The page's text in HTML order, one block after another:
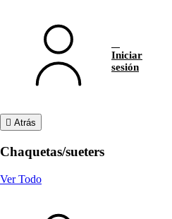
Iniciar
sesión
Atrás
Chaquetas/sueters
Ver Todo